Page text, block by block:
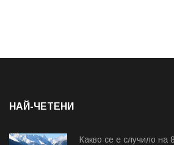
НАЙ-ЧЕТЕНИ
Какво се е случило на